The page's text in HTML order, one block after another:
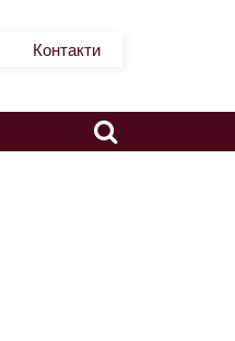
Контакти